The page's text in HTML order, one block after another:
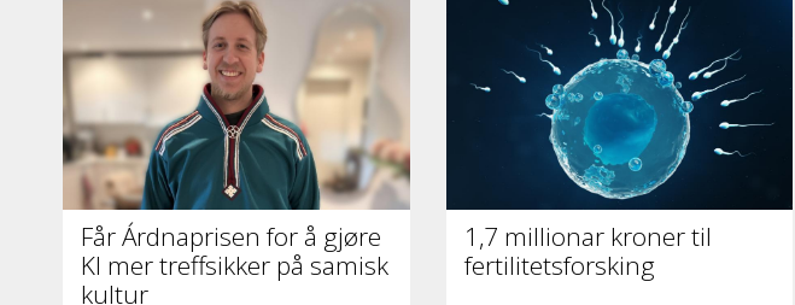
Får Árdnaprisen for å gjøre
KI mer treffsikker på samisk
kultur
1,7 millionar kroner til
fertilitetsforsking